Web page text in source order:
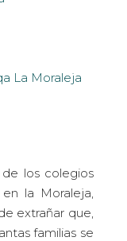
La Moraleja
los colegios
la Moraleja,
extrañar que,
familias se